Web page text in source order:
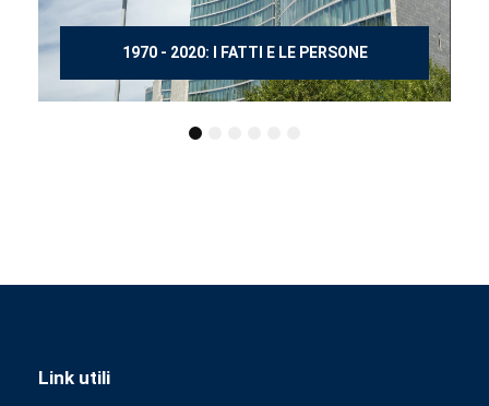
150 ANNI DOPO MANZONI
Link utili